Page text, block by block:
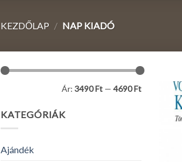
KEZDŐLAP / NAP KIADÓ
Ár: 3490 Ft — 4690 Ft
KATEGÓRIÁK
Ajándék